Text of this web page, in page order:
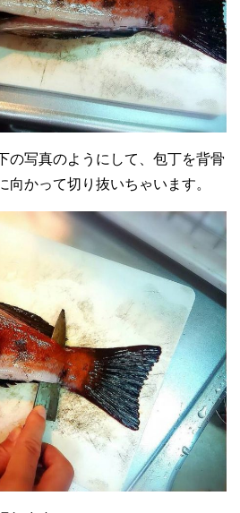
の写真のようにして、包丁を背骨
向かって切り抜いちゃいます。